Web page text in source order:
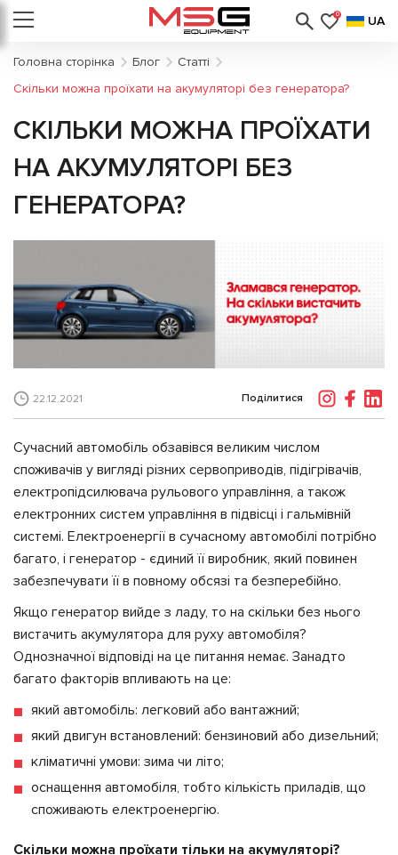
0 UA
Головна сторінка Блог
Статті
Скільки можна проїхати на акумуляторі без генератора?
СКІЛЬКИ МОЖНА ПРОЇХАТИ
НА АКУМУЛЯТОРІ БЕЗ
ГЕНЕРАТОРА?
22.12.2021 Поділитися
Сучасний автомобіль обзавівся великим числом
споживачів у вигляді різних сервоприводів, підігрівачів,
електропідсилювача рульового управління, а також
електронних систем управління в підвісці і гальмівній
системі. Електроенергії в сучасному автомобілі потрібно
багато, і генератор - єдиний її виробник, який повинен
забезпечувати її в повному обсязі та безперебійно.
Якщо генератор вийде з ладу, то на скільки без нього
вистачить акумулятора для руху автомобіля?
Однозначної відповіді на це питання немає. Занадто
багато факторів впливають на це:
який автомобіль: легковий або вантажний;
який двигун встановлений: бензиновий або дизельний;
кліматичні умови: зима чи літо;
оснащення автомобіля, тобто кількість приладів, що
споживають електроенергію.
Скільки можна проїхати тільки на акумуляторі?